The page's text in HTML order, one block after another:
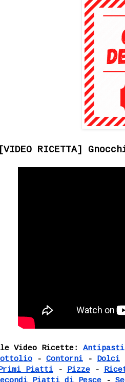
[VIDEO RICETTA]
Video Ricette: Antipasti
- Contorni - Dolci
Piatti- Pizze-